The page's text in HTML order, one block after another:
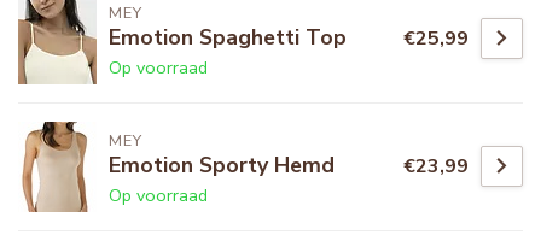
MEY
Emotion Spaghetti Top
Op voorraad
€25,99
MEY
Emotion Sporty Hemd
Op voorraad
€23,99